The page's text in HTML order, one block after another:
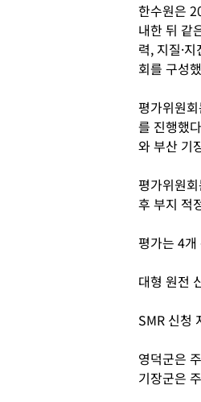
한수원은
내한 뒤 같
력, 지질·
회를 구성
평가위원
를 진행했
와 부산 기
평가위원
후 부지 적
평가는 4
대형 원전
SMR 신청
영덕군은
기장군은